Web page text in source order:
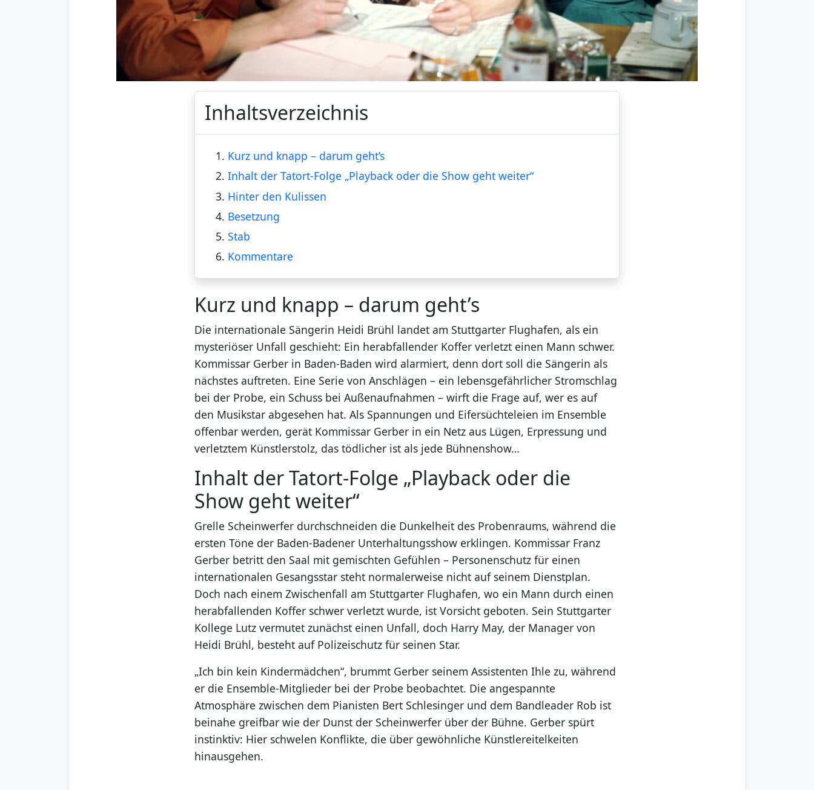
Inhaltsverzeichnis
1. Kurz und knapp – darum geht’s
2. Inhalt der Tatort-Folge „Playback oder die Show geht weiter“
3. Hinter den Kulissen
4. Besetzung
5. Stab
6. Kommentare
Kurz und knapp – darum geht’s
Die internationale Sängerin Heidi Brühl landet am Stuttgarter Flughafen, als ein
mysteriöser Unfall geschieht: Ein herabfallender Koffer verletzt einen Mann schwer.
Kommissar Gerber in Baden-Baden wird alarmiert, denn dort soll die Sängerin als
nächstes auftreten. Eine Serie von Anschlägen – ein lebensgefährlicher Stromschlag
bei der Probe, ein Schuss bei Außenaufnahmen – wirft die Frage auf, wer es auf
den Musikstar abgesehen hat. Als Spannungen und Eifersüchteleien im Ensemble
offenbar werden, gerät Kommissar Gerber in ein Netz aus Lügen, Erpressung und
verletztem Künstlerstolz, das tödlicher ist als jede Bühnenshow…
Inhalt der Tatort-Folge „Playback oder die
Show geht weiter“
Grelle Scheinwerfer durchschneiden die Dunkelheit des Probenraums, während die
ersten Töne der Baden-Badener Unterhaltungsshow erklingen. Kommissar Franz
Gerber betritt den Saal mit gemischten Gefühlen – Personenschutz für einen
internationalen Gesangsstar steht normalerweise nicht auf seinem Dienstplan.
Doch nach einem Zwischenfall am Stuttgarter Flughafen, wo ein Mann durch einen
herabfallenden Koffer schwer verletzt wurde, ist Vorsicht geboten. Sein Stuttgarter
Kollege Lutz vermutet zunächst einen Unfall, doch Harry May, der Manager von
Heidi Brühl, besteht auf Polizeischutz für seinen Star.
„Ich bin kein Kindermädchen“, brummt Gerber seinem Assistenten Ihle zu, während
er die Ensemble-Mitglieder bei der Probe beobachtet. Die angespannte
Atmosphäre zwischen dem Pianisten Bert Schlesinger und dem Bandleader Rob ist
beinahe greifbar wie der Dunst der Scheinwerfer über der Bühne. Gerber spürt
instinktiv: Hier schwelen Konflikte, die über gewöhnliche Künstlereitelkeiten
hinausgehen.